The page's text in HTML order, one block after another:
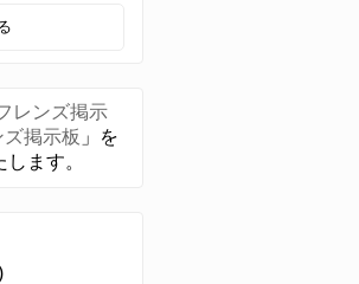
レンズ掲示
掲示板 」を
ます。